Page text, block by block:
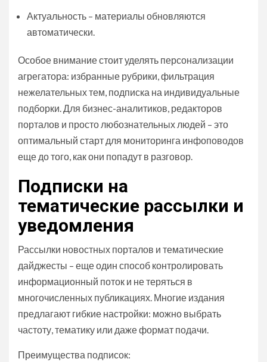
Актуальность – материалы обновляются
автоматически.
Особое внимание стоит уделять персонализации
агрегатора: избранные рубрики, фильтрация
нежелательных тем, подписка на индивидуальные
подборки. Для бизнес-аналитиков, редакторов
порталов и просто любознательных людей – это
оптимальный старт для мониторинга инфоповодов
еще до того, как они попадут в разговор.
Подписки на
тематические рассылки и
уведомления
Рассылки новостных порталов и тематические
дайджесты – еще один способ контролировать
информационный поток и не теряться в
многочисленных публикациях. Многие издания
предлагают гибкие настройки: можно выбрать
частоту, тематику или даже формат подачи.
Преимущества подписок: